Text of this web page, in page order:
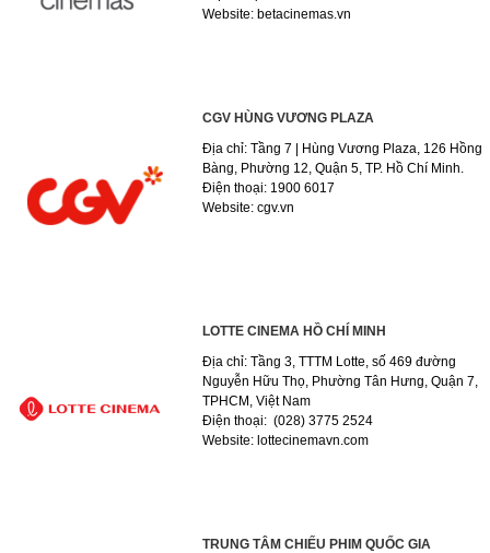
Website: betacinemas.vn
CGV HÙNG VƯƠNG PLAZA
Địa chỉ: Tầng 7 | Hùng Vương Plaza, 126 Hồng
Bàng, Phường 12, Quận 5, TP. Hồ Chí Minh.
Điện thoại: 1900 6017
Website: cgv.vn
LOTTE CINEMA HỒ CHÍ MINH
Địa chỉ: Tầng 3, TTTM Lotte, số 469 đường
Nguyễn Hữu Thọ, Phường Tân Hưng, Quận 7,
TPHCM, Việt Nam
Điện thoại: (028) 3775 2524
Website: lottecinemavn.com
TRUNG TÂM CHIẾU PHIM QUỐC GIA